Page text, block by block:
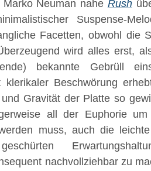
Neuman nahe Rush
Suspense-
Facetten, obwohl die
wird alles erst,
bekannte Gebrüll
klerikaler Beschwörung
und Gravität der Platte so
all der Euphorie
muss, auch die
nachvollziehbar zu